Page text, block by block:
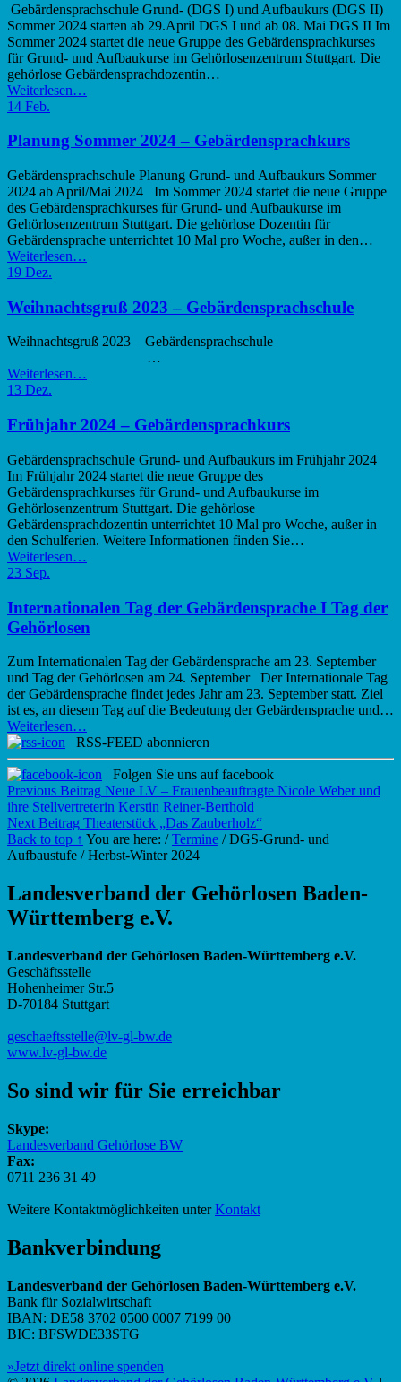
Gebärdensprachschule Grund- (DGS I) und Aufbaukurs (DGS II)
Sommer 2024 starten ab 29.April DGS I und ab 08. Mai DGS II Im
Sommer 2024 startet die neue Gruppe des Gebärdensprachkurses
für Grund- und Aufbaukurse im Gehörlosenzentrum Stuttgart. Die
gehörlose Gebärdensprachdozentin…
Weiterlesen
Gebärdensprachkurs”
…
14 Feb.
Planung Sommer 2024 – Gebärdensprachkurs
Gebärdensprachschule Planung Grund- und Aufbaukurs Sommer
2024 ab April/Mai 2024 Im Sommer 2024 startet die neue Gruppe
des Gebärdensprachkurses für Grund- und Aufbaukurse im
Gehörlosenzentrum Stuttgart. Die gehörlose Dozentin für
Gebärdensprache unterrichtet 10 Mal pro Woche, außer in den…
Weiterlesen
–
Gebärdensprachkurs”
…
19 Dez.
Weihnachtsgruß 2023 – Gebärdensprachschule
Weihnachtsgruß 2023 – Gebärdensprachschule
…
Weiterlesen
Gebärdensprachschule”
…
13 Dez.
Frühjahr 2024 – Gebärdensprachkurs
Gebärdensprachschule Grund- und Aufbaukurs im Frühjahr 2024
Im Frühjahr 2024 startet die neue Gruppe des
Gebärdensprachkurses für Grund- und Aufbaukurse im
Gehörlosenzentrum Stuttgart. Die gehörlose
Gebärdensprachdozentin unterrichtet 10 Mal pro Woche, außer in
den Schulferien. Weitere Informationen finden Sie…
Weiterlesen
Gebärdensprachkurs”
…
23 Sep.
Internationalen Tag der Gebärdensprache I Tag der
Gehörlosen
Zum Internationalen Tag der Gebärdensprache am 23. September
und Tag der Gehörlosen am 24. September Der Internationale Tag
der Gebärdensprache findet jedes Jahr am 23. September statt. Ziel
ist es, an diesem Tag auf die Bedeutung der Gebärdensprache und…
Weiterlesen
Tag
der
Gebärdensprache
I
Tag
der
Gehörlosen”
…
RSS-FEED abonnieren
Folgen Sie uns auf facebook
Beitragsnavigation
Previous Beitrag Neue LV – Frauenbeauftragte Nicole Weber und
ihre Stellvertreterin Kerstin Reiner-Berthold
Next Beitrag Theaterstück „Das Zauberholz“
Back to top ↑ You are here: /Termine /DGS-Grund- und
Aufbaustufe / Herbst-Winter 2024
Landesverband der Gehörlosen Baden-
Württemberg e.V.
Landesverband der Gehörlosen Baden-Württemberg e.V.
Geschäftsstelle
Hohenheimer Str.5
D-70184 Stuttgart
geschaeftsstelle@lv-gl-bw.de
www.lv-gl-bw.de
So sind wir für Sie erreichbar
Skype:
Landesverband Gehörlose BW
Fax:
0711 236 31 49
Weitere Kontaktmöglichkeiten unterKontakt
Bankverbindung
Landesverband der Gehörlosen Baden-Württemberg e.V.
Bank für Sozialwirtschaft
IBAN: DE58 3702 0500 0007 7199 00
BIC: BFSWDE33STG
»Jetzt direkt online spenden